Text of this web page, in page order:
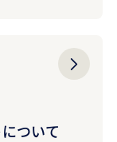
ついて